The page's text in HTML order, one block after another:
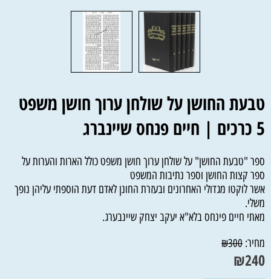
טבעת החושן על שולחן ערוך חושן משפט
5 כרכים | חיים פנחס שיינברג
ספר "טבעת החושן" על שולחן ערוך חושן משפט כולל הארות והערות על
ספר קצות החושן וספר נתיבות המשפט
אשר לוקטו מגדולי האחרונים ובעזרת החונן לאדם דעת הוספתי עליהן נופך
משלי.
מאתי חיים פינחס בלא"א יעקב יצחק שיינבערג.
מחיר:
₪300
₪240